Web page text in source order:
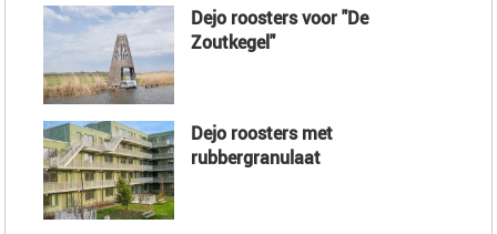
Dejo roosters voor "De
Zoutkegel"
Dejo roosters met
rubbergranulaat